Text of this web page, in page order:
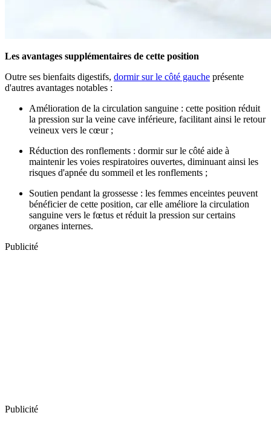
Les avantages supplémentaires de cette position
Outre ses bienfaits digestifs, dormir sur le côté gauche présente
d'autres avantages notables :
Amélioration de la circulation sanguine : cette position réduit
la pression sur la veine cave inférieure, facilitant ainsi le retour
veineux vers le cœur ;
Réduction des ronflements : dormir sur le côté aide à
maintenir les voies respiratoires ouvertes, diminuant ainsi les
risques d'apnée du sommeil et les ronflements ;
Soutien pendant la grossesse : les femmes enceintes peuvent
bénéficier de cette position, car elle améliore la circulation
sanguine vers le fœtus et réduit la pression sur certains
organes internes.
Publicité
Publicité